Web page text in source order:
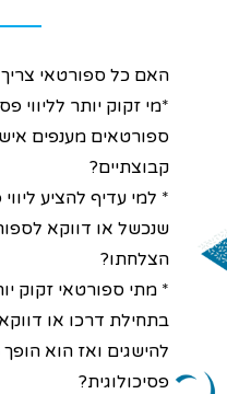
הוסף קו תחתון
ל
פ
א
כ
א
פ
ש
ר
האם כל ספורטאי צריך
*מי זקוק יותר לליווי
ספורטאים מענפים
קבוצתיים?
* למי עדיף להציע
שנכשל או דווקא
הצלחתו?
* מתי ספורטאי זקוק
בתחילת דרכו או
להישגים ואז הוא
פסיכולוגית?